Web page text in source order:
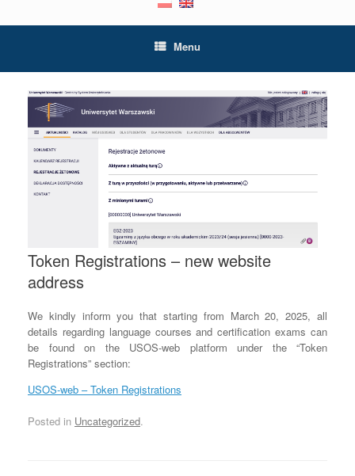
Menu
Token Registrations – new website
address
We kindly inform you that starting from March 20, 2025, all
details regarding language courses and certification exams can
be found on the USOS-web platform under the “Token
Registrations” section:
USOS-web – Token Registrations
Posted in Uncategorized.